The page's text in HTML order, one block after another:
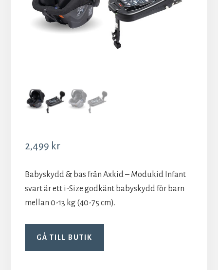
2,499 kr
Babyskydd & bas från Axkid – Modukid Infant
svart är ett i-Size godkänt babyskydd för barn
mellan 0-13 kg (40-75 cm).
GÅ TILL BUTIK